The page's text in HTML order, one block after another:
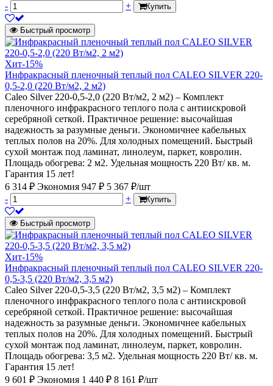
-
+ Купить
Быстрый просмотр
Хит-15%
Инфракрасный пленочный теплый пол CALEO SILVER 220-
0,5-2,0 (220 Вт/м2, 2 м2)
Caleo Silver 220-0,5-2,0 (220 Вт/м2, 2 м2) – Комплект
пленочного инфракрасного теплого пола с антиискровой
серебряной сеткой. Практичное решение: высочайшая
надежность за разумные деньги. Экономичнее кабельных
теплых полов на 20%. Для холодных помещений. Быстрый
сухой монтаж под ламинат, линолеум, паркет, ковролин.
Площадь обогрева: 2 м2. Удельная мощность 220 Вт/ кв. м.
Гарантия 15 лет!
6 314 ₽ Экономия 947 ₽ 5 367 ₽/шт
-
+ Купить
Быстрый просмотр
Хит-15%
Инфракрасный пленочный теплый пол CALEO SILVER 220-
0,5-3,5 (220 Вт/м2, 3,5 м2)
Caleo Silver 220-0,5-3,5 (220 Вт/м2, 3,5 м2) – Комплект
пленочного инфракрасного теплого пола с антиискровой
серебряной сеткой. Практичное решение: высочайшая
надежность за разумные деньги. Экономичнее кабельных
теплых полов на 20%. Для холодных помещений. Быстрый
сухой монтаж под ламинат, линолеум, паркет, ковролин.
Площадь обогрева: 3,5 м2. Удельная мощность 220 Вт/ кв. м.
Гарантия 15 лет!
9 601 ₽ Экономия 1 440 ₽ 8 161 ₽/шт